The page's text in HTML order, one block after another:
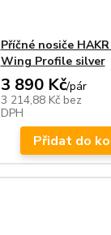
Příčné nosiče
Wing Profile silver
3 890 Kč/pár
3 214,88 Kč bez
DPH
Přidat do